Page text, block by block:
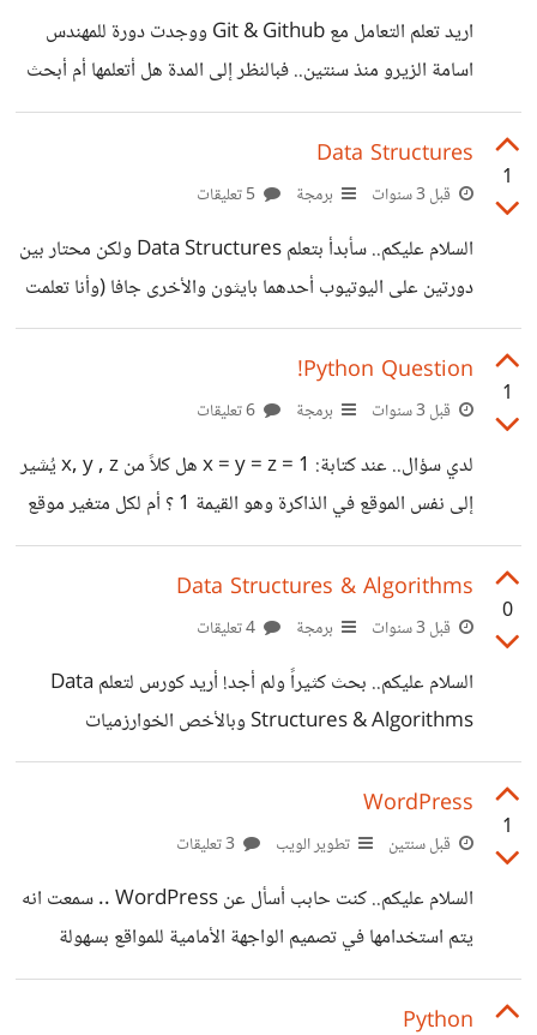
اريد تعلم التعامل مع Git & Github ووجدت دورة للمهندس
اسامة الزيرو منذ سنتين.. فبالنظر إلى المدة هل أتعلمها أم أبحث
عن شيء أحدث ؟
1
Data Structures
قبل 3 سنوات برمجة
السلام عليكم.. سأبدأ بتعلم Data Structures ولكن محتار بين
دورتين على اليوتيوب أحدهما بايثون والأخرى جافا (وأنا تعلمت
كلاهما) فأي الدورات تنصحوني ؟
https://www.youtube.com/playlist?
list=PLCInYL3l2AajqOUW_2SwjWeMwf4vL4RSp
list=PLTr1xN4uMK5tSBFyXeonC2khyir0aMwQv
ارجو افادتي لمن لديه اطلاع وشكرا.
1
Python Question!
قبل 3 سنوات برمجة
لدي سؤال.. عند كتابة: x = y = z = 1 هل كلاً من x, y , z يُشير
إلى نفس الموقع في الذاكرة وهو القيمة 1 ؟ أم لكل متغير موقع
خاص به يشير إليه ؟
0
Data Structures & Algorithms
قبل 3 سنوات برمجة
السلام عليكم.. بحث كثيراً ولم أجد! أريد كورس لتعلم Data
Structures & Algorithms وبالأخص الخوارزميات
باحترافية عالية ودقة في الشرح.. لا يهم ان كان مدفوعاً أو
مجانياً.. يفضل ان يكون بلغة C#
1
WordPress
قبل سنتين تطوير الويب
السلام عليكم.. كنت حابب أسأل عن WordPress .. سمعت انه
يتم استخدامها في تصميم الواجهة الأمامية للمواقع بسهولة
كبيرة، وبدون استخدام html, css, js .. يعني هل هي تغني عن
اللغات السابقة ؟ وكمان سمعت انه في ناس متقدمين كان يصمموا
Python